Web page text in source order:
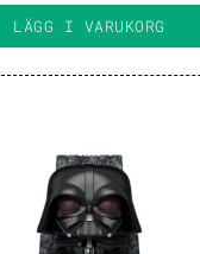
LÄGG I VARUKORG